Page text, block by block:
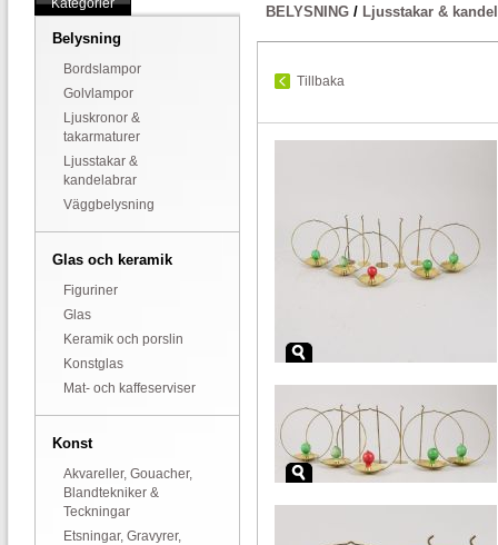
Kategorier
Belysning
Bordslampor
Golvlampor
Ljuskronor &
takarmaturer
Ljusstakar &
kandelabrar
Väggbelysning
Glas och keramik
Figuriner
Glas
Keramik och porslin
Konstglas
Mat- och kaffeserviser
Konst
Akvareller, Gouacher,
Blandtekniker &
Teckningar
Etsningar, Gravyrer,
BELYSNING / Ljusstakar &
Tillbaka